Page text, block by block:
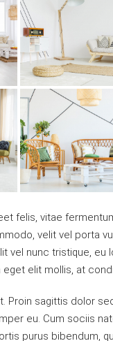
felis, vitae
velit vel porta
nunc tristique, eu
elit mollis, at
Proin sagittis dolor
eu. Cum sociis
purus bibendum,